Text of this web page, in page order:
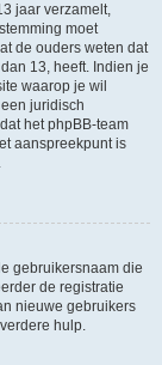
jaar verzamelt,
moet
de ouders weten dat
13, heeft. Indien je
waarop je wil
juridisch
het phpBB-team
aanspreekpunt is
gebruikersnaam die
de registratie
nieuwe gebruikers
hulp.